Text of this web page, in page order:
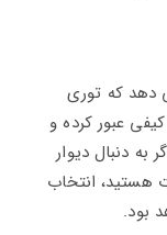
دهد که توری
عبور کرده و
دنبال دیوار
هستید، انتخاب
بود.